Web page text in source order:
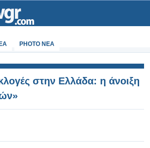
PHOTO NEA
στην Ελλάδα: η άνοιξη